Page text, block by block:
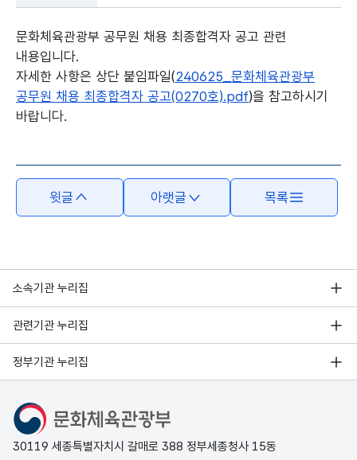
문화체육관광부 공무원 채용 최종합격자 공고 관련
내용입니다.
자세한 사항은 상단 붙임파일(240625_문화체육관광부
공무원 채용 최종합격자 공고(0270호).pdf)을 참고하시기
바랍니다.
윗글 아랫글 목록
소속기관 누리집
관련기관 누리집
정부기관 누리집
문화체육관광부
30119 세종특별자치시 갈매로 388 정부세종청사 15동